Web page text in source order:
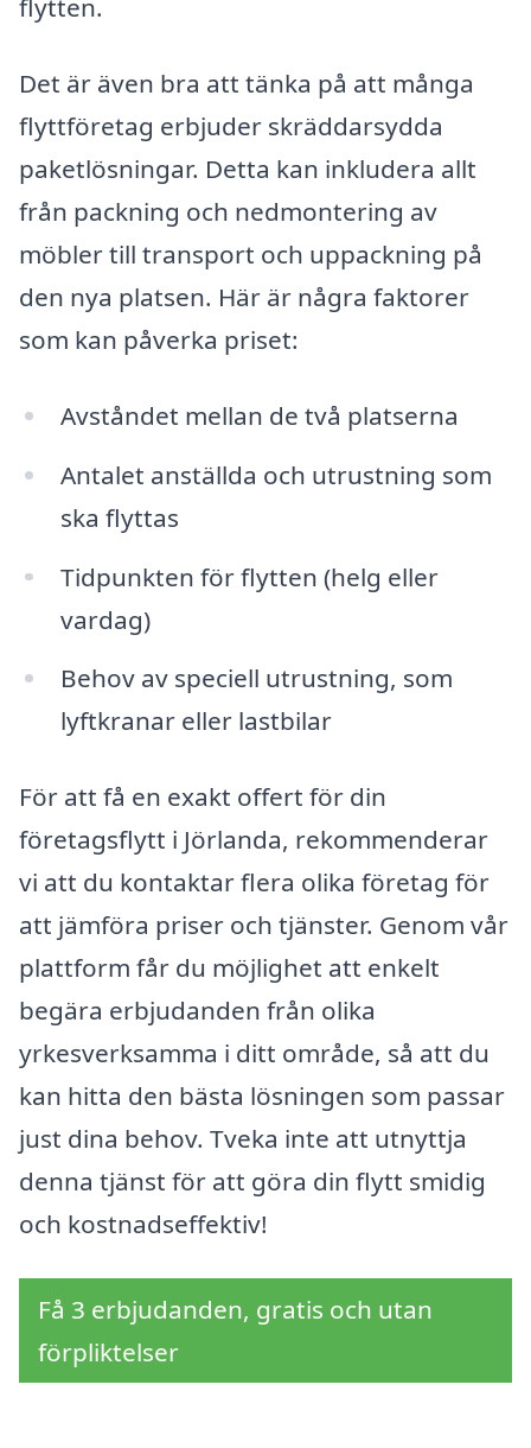
flytten.
Det är även bra att tänka på att många
flyttföretag erbjuder skräddarsydda
paketlösningar. Detta kan inkludera allt
från packning och nedmontering av
möbler till transport och uppackning på
den nya platsen. Här är några faktorer
som kan påverka priset:
Avståndet mellan de två platserna
Antalet anställda och utrustning som
ska flyttas
Tidpunkten för flytten (helg eller
vardag)
Behov av speciell utrustning, som
lyftkranar eller lastbilar
För att få en exakt offert för din
företagsflytt i Jörlanda, rekommenderar
vi att du kontaktar flera olika företag för
att jämföra priser och tjänster. Genom vår
plattform får du möjlighet att enkelt
begära erbjudanden från olika
yrkesverksamma i ditt område, så att du
kan hitta den bästa lösningen som passar
just dina behov. Tveka inte att utnyttja
denna tjänst för att göra din flytt smidig
och kostnadseffektiv!
Få 3 erbjudanden, gratis och utan
förpliktelser